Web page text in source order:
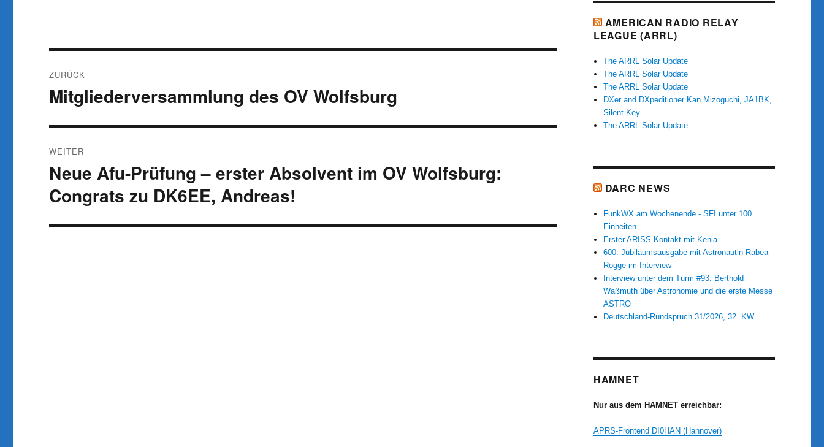
ZURÜCK
Vorheriger
Beitrag:
Mitgliederversammlung des OV Wolfsburg
WEITER
Nächster
Beitrag:
Neue Afu-Prüfung – erster Absolvent im OV Wolfsburg:
Congrats zu DK6EE, Andreas!
AMERICAN RADIO RELAY
LEAGUE (ARRL)
The ARRL Solar Update
The ARRL Solar Update
The ARRL Solar Update
DXer and DXpeditioner Kan Mizoguchi, JA1BK,
Silent Key
The ARRL Solar Update
DARC NEWS
FunkWX am Wochenende - SFI unter 100
Einheiten
Erster ARISS-Kontakt mit Kenia
600. Jubiläumsausgabe mit Astronautin Rabea
Rogge im Interview
Interview unter dem Turm #93: Berthold
Waßmuth über Astronomie und die erste Messe
ASTRO
Deutschland-Rundspruch 31/2026, 32. KW
HAMNET
Nur aus dem HAMNET erreichbar:
APRS-Frontend DI0HAN (Hannover)